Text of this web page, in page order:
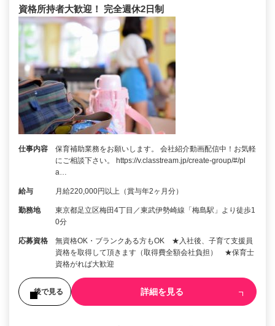
資格所持者大歓迎！ 完全週休2日制
仕事内容
保育補助業務をお願いします。 会社紹介動画配信中！お気軽
にご相談下さい。 https://v.classtream.jp/create-group/#/pl
a…
給与 月給220,000円以上（賞与年2ヶ月分）
勤務地
東京都足立区梅田4丁目／東武伊勢崎線「梅島駅」より徒歩1
0分
応募資格
無資格OK・ブランクある方もOK ★入社後、子育て支援員
資格を取得して頂きます（取得費全額会社負担） ★保育士
資格がれば大歓迎
後で見る 詳細を見る